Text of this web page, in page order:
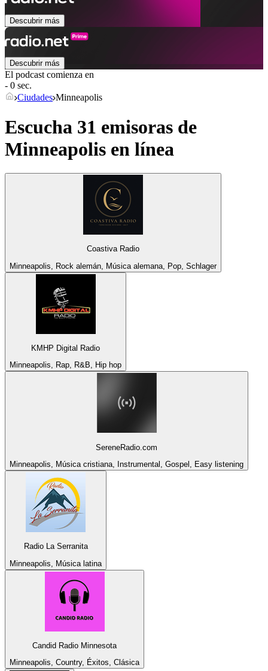
Descubrir más
Descubrir más
El podcast comienza en
- 0 sec.
Ciudades Minneapolis
Escucha 31 emisoras de
Minneapolis en línea
Coastiva Radio
Minneapolis, Rock alemán, Música alemana, Pop, Schlager
KMHP Digital Radio
Minneapolis, Rap, R&B, Hip hop
SereneRadio.com
Minneapolis, Música cristiana, Instrumental, Gospel, Easy listening
Radio La Serranita
Minneapolis, Música latina
Candid Radio Minnesota
Minneapolis, Country, Éxitos, Clásica